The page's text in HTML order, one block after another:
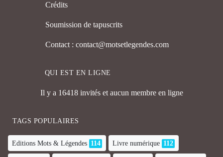
Crédits
Soumission de tapuscrits
Contact : contact@motsetlegendes.com
QUI EST EN LIGNE
Il y a 16418 invités et aucun membre en ligne
TAGS POPULAIRES
Editions Mots & Légendes 114 Livre numérique 112